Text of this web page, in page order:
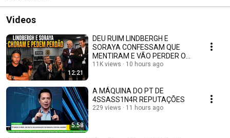
Videos
12:21
DEU RUIM LINDBERGH E
SORAYA CONFESSAM QUE
MENTIRAM E VÃO PERDER O
MANDATO
11K views 10 hours ago
5:58
A MÁQUINA DO PT DE
4SSASS1N4R REPUTAÇÕES
229 views 11 hours ago